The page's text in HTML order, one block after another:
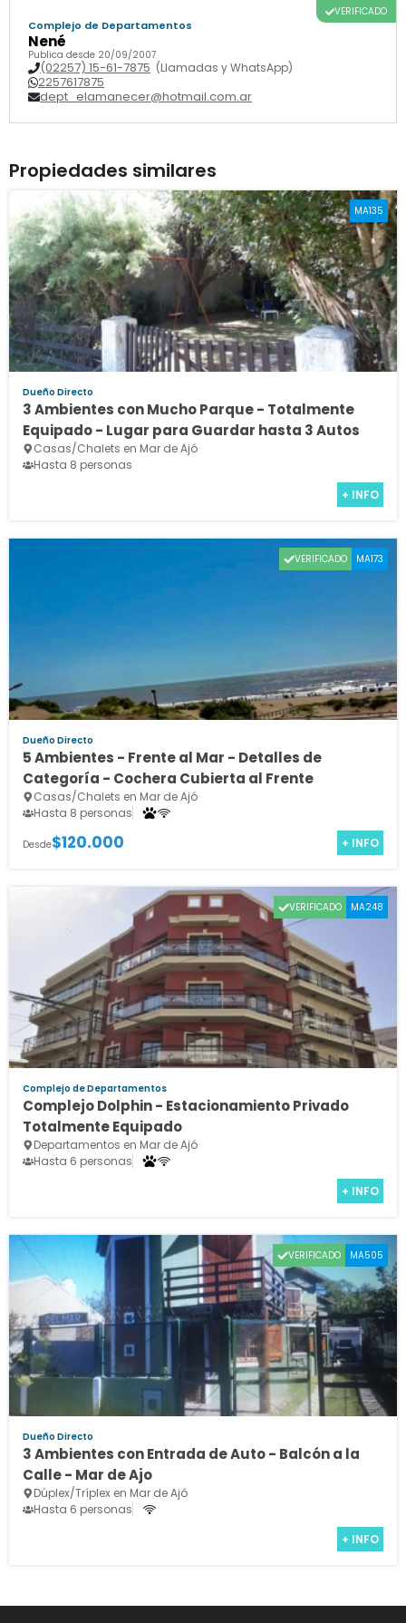
Complejo de Departamentos
Nené
Publica desde 20/09/2007
(02257) 15-61-7875 (Llamadas y WhatsApp)
2257617875
dept_elamanecer@hotmail.com.ar
VERIFICADO
Propiedades similares
MA135
Dueño Directo
3 Ambientes con Mucho Parque - Totalmente
Equipado - Lugar para Guardar hasta 3 Autos
Casas/Chalets en Mar de Ajó
Hasta 8 personas
+ INFO
VERIFICADO MA173
Dueño Directo
5 Ambientes - Frente al Mar - Detalles de
Categoría - Cochera Cubierta al Frente
Casas/Chalets en Mar de Ajó
Hasta 8 personas
Desde$120.000 + INFO
VERIFICADO MA248
Complejo de Departamentos
Complejo Dolphin - Estacionamiento Privado
Totalmente Equipado
Departamentos en Mar de Ajó
Hasta 6 personas
+ INFO
VERIFICADO MA505
Dueño Directo
3 Ambientes con Entrada de Auto - Balcón a la
Calle - Mar de Ajo
Dúplex/Tríplex en Mar de Ajó
Hasta 6 personas
+ INFO